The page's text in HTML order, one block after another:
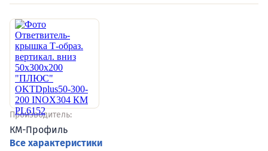
Производитель:
КМ-Профиль
Все характеристики